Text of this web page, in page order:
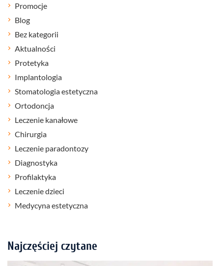
Promocje
Blog
Bez kategorii
Aktualności
Protetyka
Implantologia
Stomatologia estetyczna
Ortodoncja
Leczenie kanałowe
Chirurgia
Leczenie paradontozy
Diagnostyka
Profilaktyka
Leczenie dzieci
Medycyna estetyczna
Najczęściej czytane